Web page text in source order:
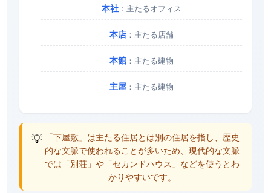
本社 ：主たるオフィス
本店 ：主たる店舗
本館 ：主たる建物
主屋 ：主たる建物
💡 「下屋敷」は主たる住居とは別の住居を指し、歴史
的な文脈で使われることが多いため、現代的な文脈
では「別荘」や「セカンドハウス」などを使うとわ
かりやすいです。